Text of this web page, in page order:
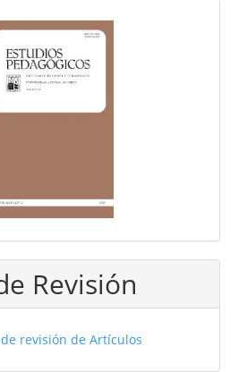
Revisión
de revisión de Artículos